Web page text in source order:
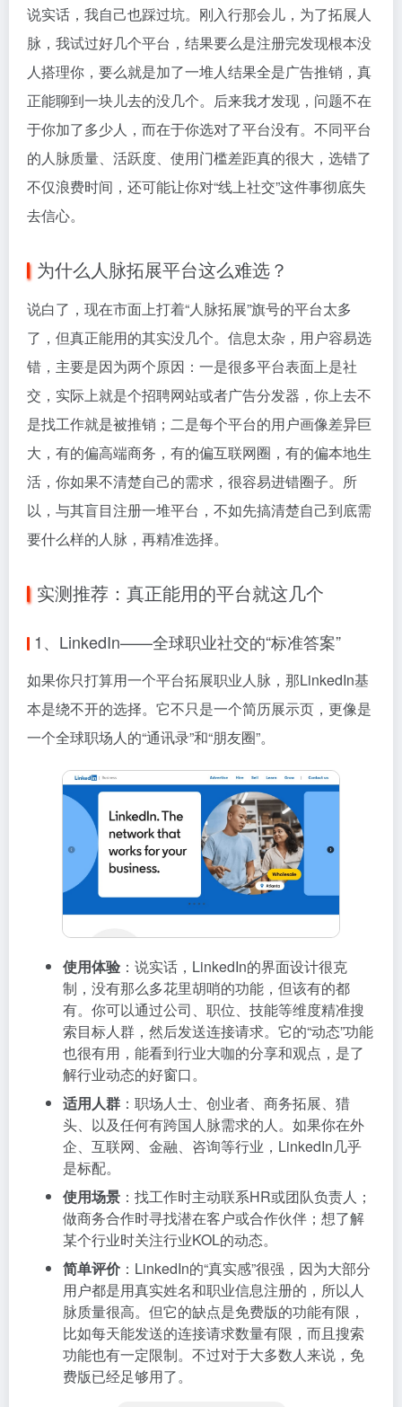
说实话，我自己也踩过坑。刚入行那会儿，为了拓展人
脉，我试过好几个平台，结果要么是注册完发现根本没
人搭理你，要么就是加了一堆人结果全是广告推销，真
正能聊到一块儿去的没几个。后来我才发现，问题不在
于你加了多少人，而在于你选对了平台没有。不同平台
的人脉质量、活跃度、使用门槛差距真的很大，选错了
不仅浪费时间，还可能让你对“线上社交”这件事彻底失
去信心。
为什么人脉拓展平台这么难选？
说白了，现在市面上打着“人脉拓展”旗号的平台太多
了，但真正能用的其实没几个。信息太杂，用户容易选
错，主要是因为两个原因：一是很多平台表面上是社
交，实际上就是个招聘网站或者广告分发器，你上去不
是找工作就是被推销；二是每个平台的用户画像差异巨
大，有的偏高端商务，有的偏互联网圈，有的偏本地生
活，你如果不清楚自己的需求，很容易进错圈子。所
以，与其盲目注册一堆平台，不如先搞清楚自己到底需
要什么样的人脉，再精准选择。
实测推荐：真正能用的平台就这几个
1、LinkedIn——全球职业社交的“标准答案”
如果你只打算用一个平台拓展职业人脉，那LinkedIn基
本是绕不开的选择。它不只是一个简历展示页，更像是
一个全球职场人的“通讯录”和“朋友圈”。
使用体验 ：说实话，LinkedIn的界面设计很克
制，没有那么多花里胡哨的功能，但该有的都
有。你可以通过公司、职位、技能等维度精准搜
索目标人群，然后发送连接请求。它的“动态”功能
也很有用，能看到行业大咖的分享和观点，是了
解行业动态的好窗口。
适用人群 ：职场人士、创业者、商务拓展、猎
头、以及任何有跨国人脉需求的人。如果你在外
企、互联网、金融、咨询等行业，LinkedIn几乎
是标配。
使用场景 ：找工作时主动联系HR或团队负责人；
做商务合作时寻找潜在客户或合作伙伴；想了解
某个行业时关注行业KOL的动态。
简单评价：LinkedIn的“真实感”很强，因为大部分
用户都是用真实姓名和职业信息注册的，所以人
脉质量很高。但它的缺点是免费版的功能有限，
比如每天能发送的连接请求数量有限，而且搜索
功能也有一定限制。不过对于大多数人来说，免
费版已经足够用了。